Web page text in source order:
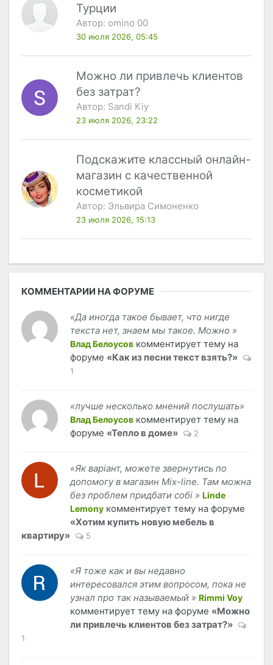
Турции
Автор: omino 00
30 июля 2026, 05:45
Можно ли привлечь клиентов
без затрат?
Автор: Sandi Kiy
23 июля 2026, 23:22
Подскажите классный онлайн-
магазин с качественной
косметикой
Автор: Эльвира Симоненко
23 июля 2026, 15:13
КОММЕНТАРИИ НА ФОРУМЕ
«Да иногда такое бывает, что нигде
текста нет, знаем мы такое. Можно »
Влад Белоусов комментирует тему на
форуме «Как из песни текст взять?»
1
«лучше несколько мнений послушать»
Влад Белоусов комментирует тему на
форуме «Тепло в доме» 2
«Як варіант, можете звернутись по
допомогу в магазин Mix-line. Там можна
без проблем придбати собі » Linde
Lemony комментирует тему на форуме
«Хотим купить новую мебель в
квартиру»
5
«Я тоже как и вы недавно
интересовался этим вопросом, пока не
узнал про так называемый » Rimmi Voy
комментирует тему на форуме «Можно
ли привлечь клиентов без затрат?»
1